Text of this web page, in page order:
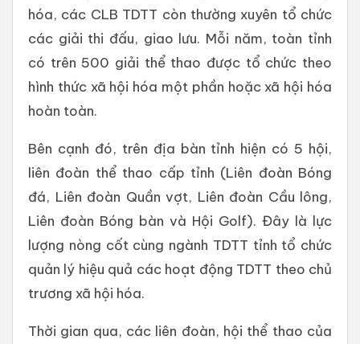
hóa, các CLB TDTT còn thường xuyên tổ chức
các giải thi đấu, giao lưu. Mỗi năm, toàn tỉnh
có trên 500 giải thể thao được tổ chức theo
hình thức xã hội hóa một phần hoặc xã hội hóa
hoàn toàn.
Bên cạnh đó, trên địa bàn tỉnh hiện có 5 hội,
liên đoàn thể thao cấp tỉnh (Liên đoàn Bóng
đá, Liên đoàn Quần vợt, Liên đoàn Cầu lông,
Liên đoàn Bóng bàn và Hội Golf). Đây là lực
lượng nòng cốt cùng ngành TDTT tỉnh tổ chức
quản lý hiệu quả các hoạt động TDTT theo chủ
trương xã hội hóa.
Thời gian qua, các liên đoàn, hội thể thao của